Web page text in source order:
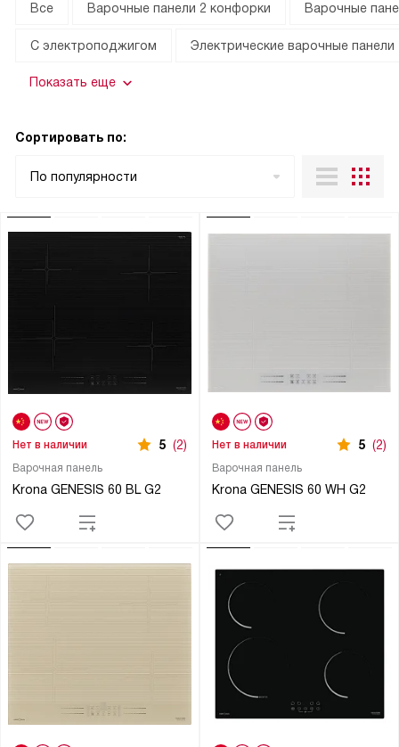
Все Варочные панели 2 конфорки Варочные
С электроподжигом Электрические варочные
Показать еще
Сортировать по:
По популярности
Варочная панель
Krona GENESIS 60 BL G2
Нет в наличии 5 (2)
Варочная панель
Krona GENESIS 60 WH G2
Нет в наличии 5 (2)